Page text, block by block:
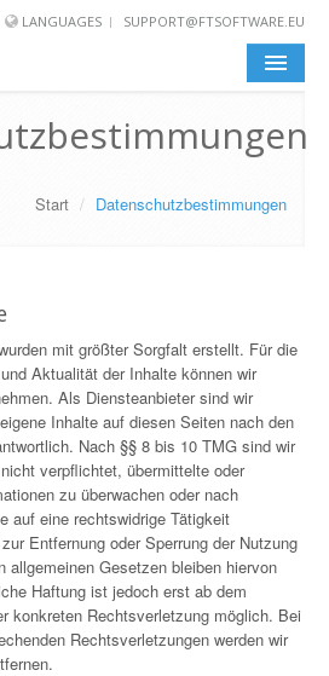
LANGUAGES SUPPORT@FTSOFTWARE.EU
Start / Datenschutzbestimmungen
mit größter Sorgfalt erstellt. Für die
Aktualität der Inhalte können wir
Als Diensteanbieter sind wir
Inhalte auf diesen Seiten nach den
Nach §§ 8 bis 10 TMG sind wir
verpflichtet, übermittelte oder
zu überwachen oder nach
auf eine rechtswidrige Tätigkeit
Entfernung oder Sperrung der Nutzung
allgemeinen Gesetzen bleiben hiervon
Haftung ist jedoch erst ab dem
konkreten Rechtsverletzung möglich. Bei
Rechtsverletzungen werden wir